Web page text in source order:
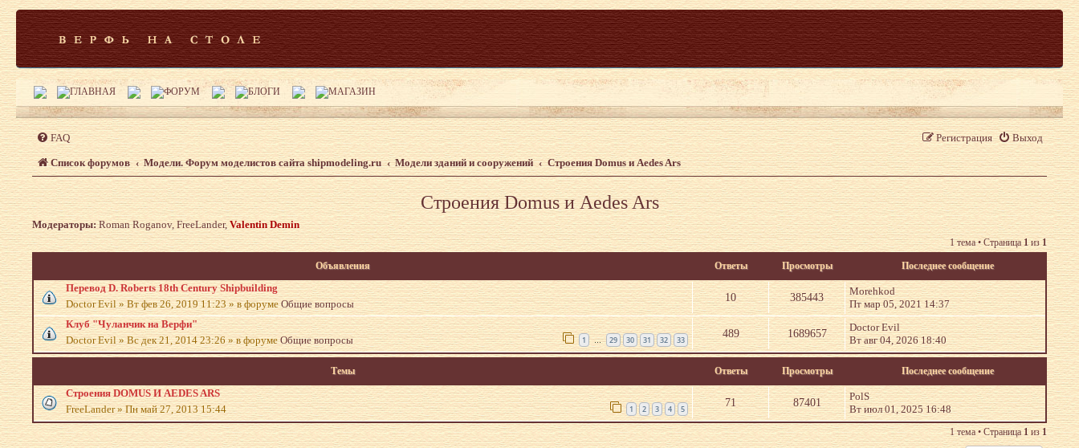
FAQ Выход
Регистрация
Список форумов Модели. Форум моделистов сайта shipmodeling.ru Модели зданий и сооружений Строения Domus и Aedes Ars
Строения Domus и Aedes Ars
Модераторы: Roman Roganov,FreeLander,Valentin Demin
1 тема • Страница1из1
Объявления Ответы Просмотры Последнее сообщение
Перевод D. Roberts 18th Century Shipbuilding
Doctor Evil»Вт фев 26, 2019 11:23 » в форумеОбщие вопросы
10 385443
Morehkod
Пт мар 05, 2021 14:37
Клуб "Чуланчик на Верфи"
Doctor Evil»Вс дек 21, 2014 23:26 » в форумеОбщие вопросы 1 … 29 30 31 32 33
489 1689657
Doctor Evil
Вт авг 04, 2026 18:40
Темы Ответы Просмотры Последнее сообщение
Строения DOMUS И AEDES ARS
FreeLander»Пн май 27, 2013 15:44 1 2 3 4 5
71 87401
PolS
Вт июл 01, 2025 16:48
1 тема • Страница1из 1